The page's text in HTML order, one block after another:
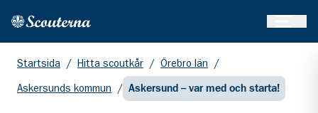
Hem
Startsida / Hitta scoutkår / Örebro län /
Askersunds kommun / Askersund – var med och starta!